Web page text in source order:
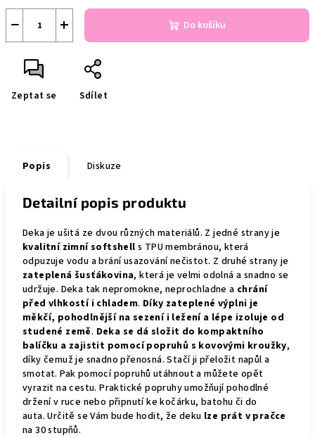
+
− Do košíku
Zeptat se Sdílet
Popis Diskuze
Detailní popis produktu
Deka je ušitá ze dvou různých materiálů. Z jedné strany je
kvalitní zimní softshell s TPU membránou, která
odpuzuje vodu a brání usazování nečistot. Z druhé strany je
zateplená šusťákovina, která je velmi odolná a snadno se
udržuje. Deka tak nepromokne, neprochladne a chrání
před vlhkostí i chladem. Díky zateplené výplni je
měkčí, pohodlnější na sezení i ležení a lépe izoluje od
studené země. Deka se dá složit do kompaktního
balíčku a zajistit pomocí popruhů s kovovými kroužky,
díky čemuž je snadno přenosná. Stačí ji přeložit napůl a
smotat. Pak pomocí popruhů utáhnout a můžete opět
vyrazit na cestu. Praktické popruhy umožňují pohodlné
držení v ruce nebo připnutí ke kočárku, batohu či do
auta.Určitě se Vám bude hodit, že deku lze prát v pračce
na 30 stupňů.